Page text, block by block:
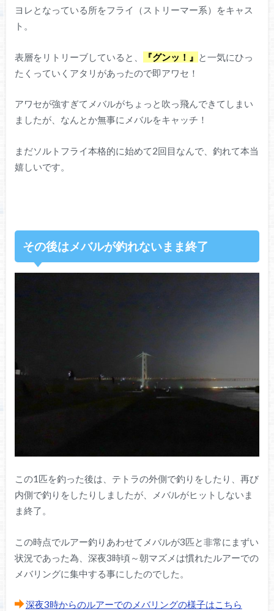
ヨレとなっている所をフライ（ストリーマー系）をキャス
ト。
表層をリトリーブしていると、 『グンッ！』
と一気にひっ
たくっていくアタリがあったので即アワセ！
アワセが強すぎてメバルがちょっと吹っ飛んできてしまい
ましたが、なんとか無事にメバルをキャッチ！
まだソルトフライ本格的に始めて2回目なんで、釣れて本当
嬉しいです。
その後はメバルが釣れないまま終了
この1匹を釣った後は、テトラの外側で釣りをしたり、再び
内側で釣りをしたりしましたが、メバルがヒットしないま
ま終了。
この時点でルアー釣りあわせてメバルが3匹と非常にまずい
状況であった為、深夜3時頃～朝マズメは慣れたルアーでの
メバリングに集中する事にしたのでした。
深夜3時からのルアーでのメバリングの様子はこちら